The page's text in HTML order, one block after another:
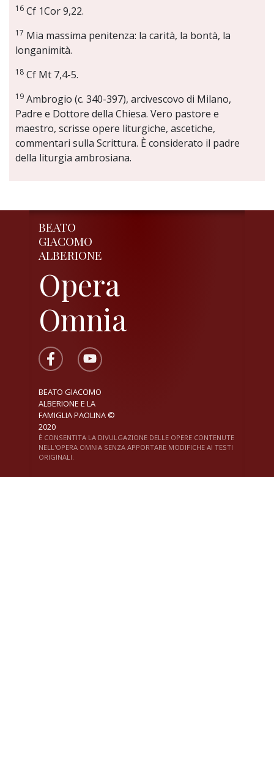
16 Cf 1Cor 9,22.
17 Mia massima penitenza: la carità, la bontà, la
longanimità.
18 Cf Mt 7,4-5.
19 Ambrogio (c. 340-397), arcivescovo di Milano,
Padre e Dottore della Chiesa. Vero pastore e
maestro, scrisse opere liturgiche, ascetiche,
commentari sulla Scrittura. È considerato il padre
della liturgia ambrosiana.
BEATO
GIACOMO
ALBERIONE
Opera
Omnia
BEATO GIACOMO
ALBERIONE E LA
FAMIGLIA PAOLINA ©
2020
È CONSENTITA LA DIVULGAZIONE DELLE OPERE CONTENUTE
NELL'OPERA OMNIA SENZA APPORTARE MODIFICHE AI TESTI
ORIGINALI.